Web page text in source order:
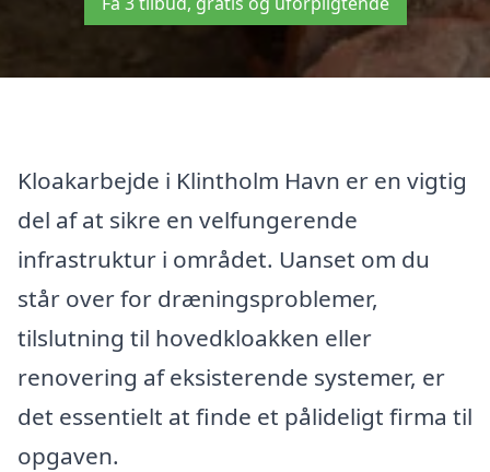
Kloakarbejde i Klintholm Havn er en vigtig
del af at sikre en velfungerende
infrastruktur i området. Uanset om du
står over for dræningsproblemer,
tilslutning til hovedkloakken eller
renovering af eksisterende systemer, er
det essentielt at finde et pålideligt firma til
opgaven.